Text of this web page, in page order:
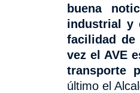
buena
industrial y
facilidad
vez el AVE
transporte
último el